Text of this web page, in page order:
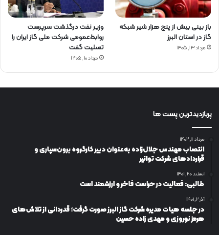
باز بینی بیش از پنج هزار شیر شبکه
گاز در استان البرز
مرداد ۱۳, ۱۴۰۵
وزیر نفت درگذشت سرپرست
روابط‌عمومی شرکت ملی گاز ایران را
تسلیت گفت
مرداد ۱۰, ۱۴۰۵
پربازدیدترین پست ها
مرداد ۱۱, ۱۴۰۲
انتصاب مهندس جلال‌زاده به‌عنوان دبیر كارگروه برون‌سپاری و
قراردادهای شركت توانیر
اسفند ۲۰, ۱۴۰۱
طالبی: فعالیت در حراست فاخر و ارزشمند است
آذر ۲, ۱۴۰۱
در جلسه هیات مدیره شرکت گاز البرز صورت گرفت؛ قدردانی از تلاش‌های
هرمز نوروزی و مهدی زاده حسین